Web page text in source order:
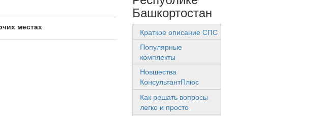
местах
Башкортостан
Краткое описание СПС
Популярные
комплекты
Новшества
КонсультантПлюс
Как решать вопросы
легко и просто